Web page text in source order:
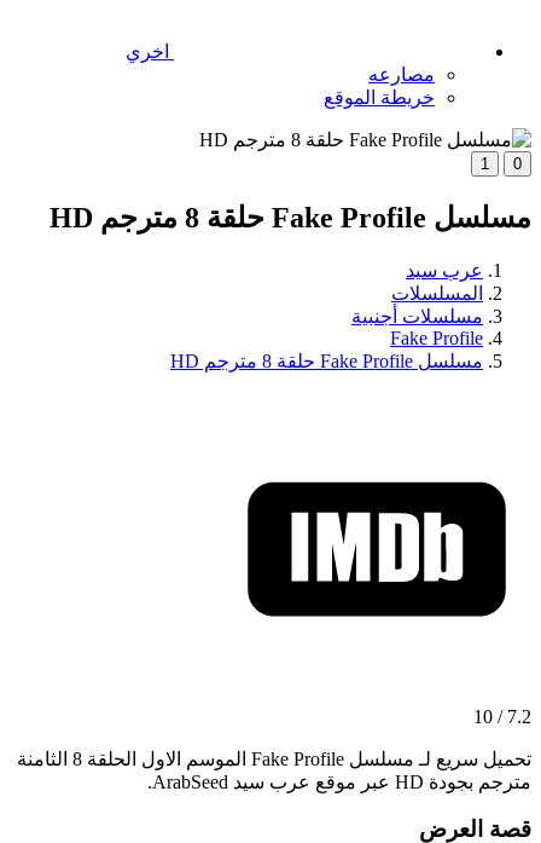
اخري
مصارعه
خريطة الموقع
0
1
مسلسل Fake Profile حلقة 8 مترجم HD
عرب سيد
المسلسلات
مسلسلات أجنبية
Fake Profile
مسلسل Fake Profile حلقة 8 مترجم HD
7.2 / 10
تحميل سريع لـ مسلسل Fake Profile الموسم الاول الحلقة 8 الثامنة
مترجم بجودة HD عبر موقع عرب سيد ArabSeed.
قصة العرض